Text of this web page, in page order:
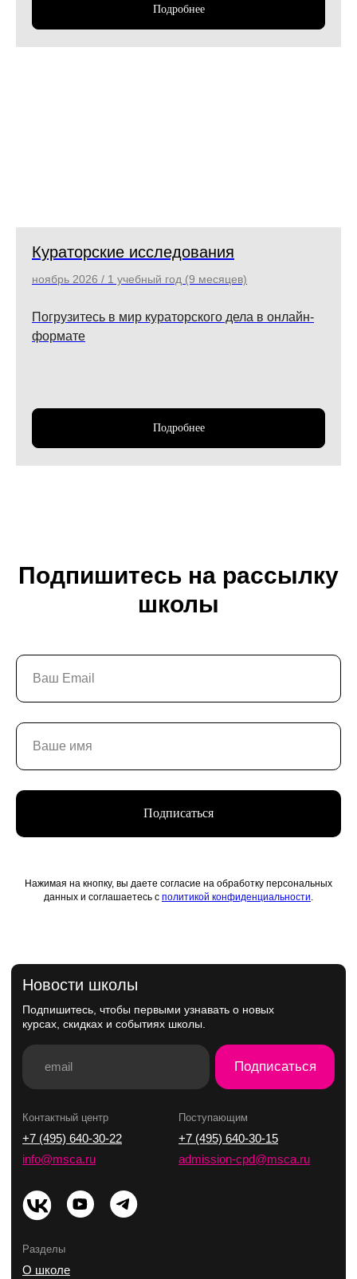
Подробнее
Кураторские исследования
ноябрь 2026 / 1 учебный год (9 месяцев)
Погрузитесь в мир кураторского дела в онлайн-
формате
Подробнее
Подпишитесь на рассылку
школы
Подписаться
Нажимая на кнопку, вы даете согласие на обработку персональных
данных и соглашаетесь с политикой конфиденциальности.